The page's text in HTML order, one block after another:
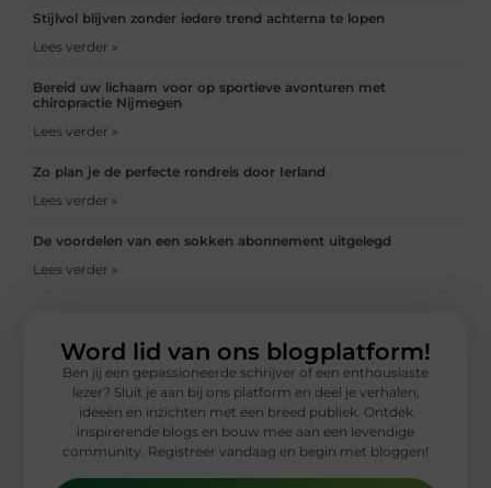
Stijlvol blijven zonder iedere trend achterna te lopen
Lees verder »
Bereid uw lichaam voor op sportieve avonturen met
chiropractie Nijmegen
Lees verder »
Zo plan je de perfecte rondreis door Ierland
Lees verder »
De voordelen van een sokken abonnement uitgelegd
Lees verder »
Word lid van ons blogplatform!
Ben jij een gepassioneerde schrijver of een enthousiaste
lezer? Sluit je aan bij ons platform en deel je verhalen,
ideeën en inzichten met een breed publiek. Ontdek
inspirerende blogs en bouw mee aan een levendige
community. Registreer vandaag en begin met bloggen!